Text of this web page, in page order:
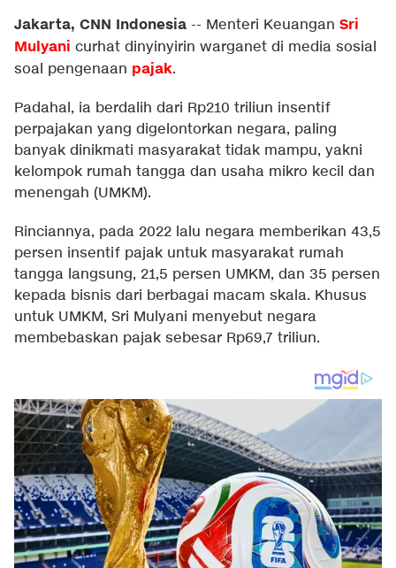
Jakarta, CNN Indonesia -- Menteri Keuangan Sri
Mulyani curhat dinyinyirin warganet di media sosial
soal pengenaan pajak.
Padahal, ia berdalih dari Rp210 triliun insentif
perpajakan yang digelontorkan negara, paling
banyak dinikmati masyarakat tidak mampu, yakni
kelompok rumah tangga dan usaha mikro kecil dan
menengah (UMKM).
Rinciannya, pada 2022 lalu negara memberikan 43,5
persen insentif pajak untuk masyarakat rumah
tangga langsung, 21,5 persen UMKM, dan 35 persen
kepada bisnis dari berbagai macam skala. Khusus
untuk UMKM, Sri Mulyani menyebut negara
membebaskan pajak sebesar Rp69,7 triliun.